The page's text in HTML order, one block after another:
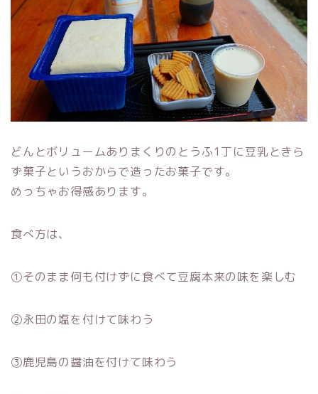
どんとボリュームありまくりのとうふ1丁に豆乳ときら
ず菓子というおからで造ったお菓子です。
めっちゃお得感あります。
食べ方は、
①そのまま何も付けずに食べて豆腐本来の味を楽しむ
②永田の塩を付けて味わう
③鹿児島の醤油を付けて味わう